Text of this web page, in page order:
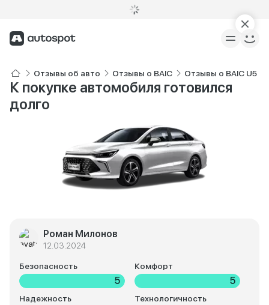
Отзывы об авто Отзывы о BAIC Отзывы о BAIC U5
К покупке автомобиля готовился
долго
Роман Милонов
12.03.2024
Безопасность
5
Комфорт
5
Надежность Технологичность